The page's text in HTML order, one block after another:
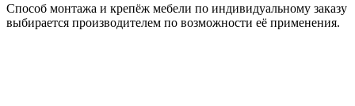
Способ монтажа и крепёж мебели по индивидуальному заказу
выбирается производителем по возможности её применения.